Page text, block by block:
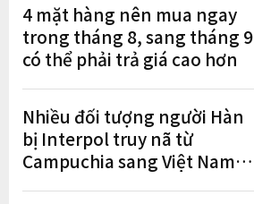
4 mặt hàng nên mua ngay
trong tháng 8, sang tháng 9
có thể phải trả giá cao hơn
Nhiều đối tượng người Hàn
bị Interpol truy nã từ
Campuchia sang Việt Nam